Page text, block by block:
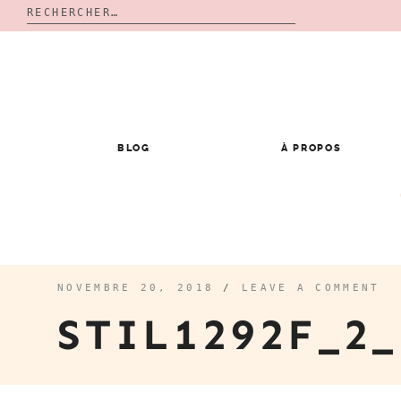
Rechercher :
BLOG À PROPOS
NOVEMBRE 20, 2018 / LEAVE A COMMENT